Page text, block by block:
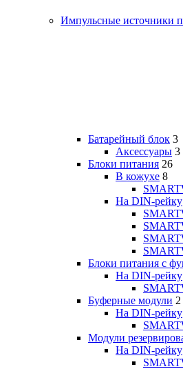
Импульсные источники
Батарейный блок 3
Аксессуары 3
Блоки питания 26
В кожухе 8
На DIN-рейку
Блоки питания с
На DIN-рейку
Буферные модули 2
На DIN-рейку
Модули
На DIN-рейку